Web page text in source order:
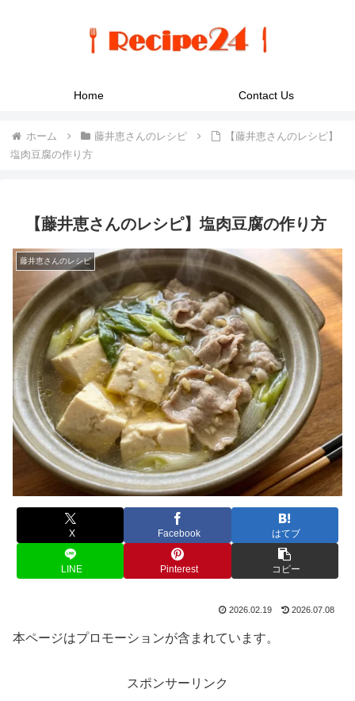
Home Contact Us
ホーム 藤井恵さんのレシピ
【藤井恵さんのレシピ】
塩肉豆腐の作り方
【藤井恵さんのレシピ】塩肉豆腐の作り方
藤井恵さんのレシピ
X Facebook はてブ
LINE Pinterest コピー
2026.02.19 2026.07.08
本ページはプロモーションが含まれています。
スポンサーリンク